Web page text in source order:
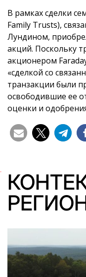
В рамках сделки
Family Trusts),
Лундином,
акций. Поскольку
акционером
«сделкой со
транзакции были
освободившие ее
оценки и